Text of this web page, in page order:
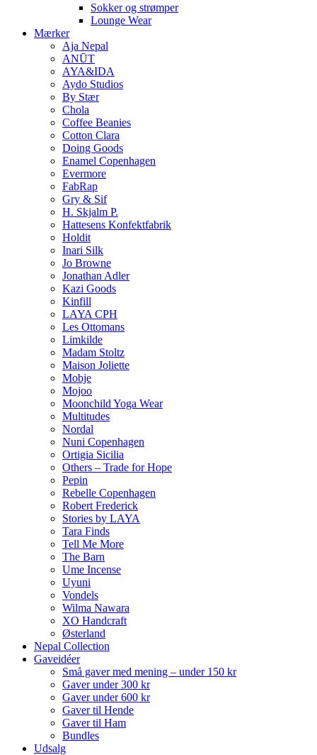
Sokker og strømper
Lounge Wear
Mærker
Aja Nepal
ANŪT
AYA&IDA
Aydo Studios
By Stær
Chola
Coffee Beanies
Cotton Clara
Doing Goods
Enamel Copenhagen
Evermore
FabRap
Gry & Sif
H. Skjalm P.
Hattesens Konfektfabrik
Holdit
Inari Silk
Jo Browne
Jonathan Adler
Kazi Goods
Kinfill
LAYA CPH
Les Ottomans
Limkilde
Madam Stoltz
Maison Joliette
Mobje
Mojoo
Moonchild Yoga Wear
Multitudes
Nordal
Nuni Copenhagen
Ortigia Sicilia
Others – Trade for Hope
Pepin
Rebelle Copenhagen
Robert Frederick
Stories by LAYA
Tara Finds
Tell Me More
The Barn
Ume Incense
Uyuni
Vondels
Wilma Nawara
XO Handcraft
Østerland
Nepal Collection
Gaveidéer
Små gaver med mening – under 150 kr
Gaver under 300 kr
Gaver under 600 kr
Gaver til Hende
Gaver til Ham
Bundles
Udsalg